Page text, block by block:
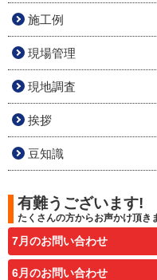
施工例
現場管理
現地調査
挨拶
豆知識
有難うございます!
たくさんの方からお声かけ頂き
7月のお問い合わせ
6月のお問い合わせ